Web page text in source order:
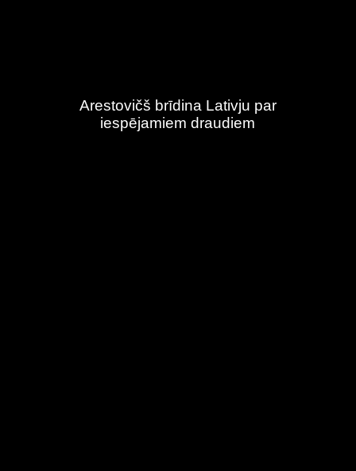
Arestovičš brīdina Lativju par
iespējamiem draudiem